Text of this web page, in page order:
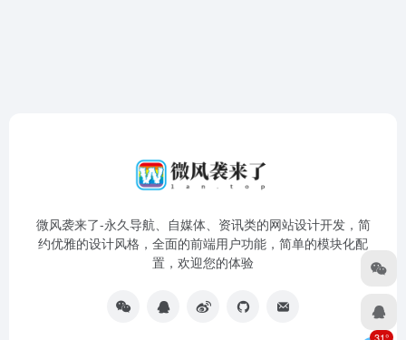
微风袭来了-永久导航、自媒体、资讯类的网站设计开发，简
约优雅的设计风格，全面的前端用户功能，简单的模块化配
置，欢迎您的体验